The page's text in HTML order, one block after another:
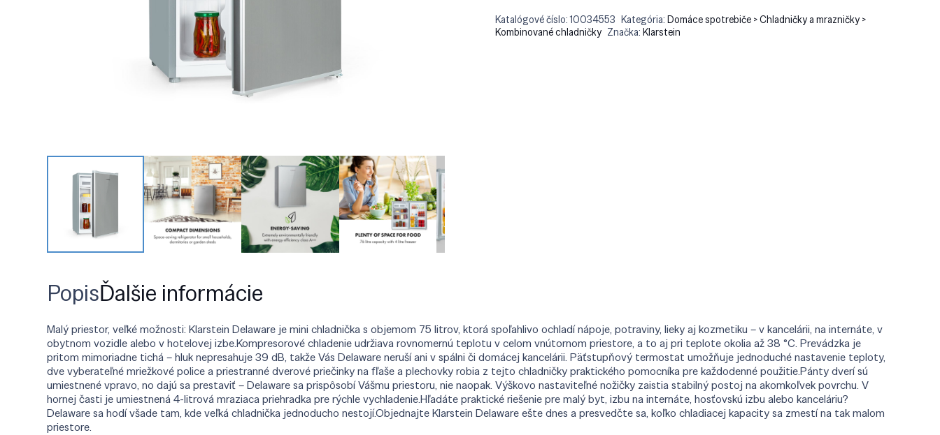
Katalógové číslo:10034553 Kategória:Domáce spotrebiče > Chladničky a mrazničky >
Kombinované chladničky Značka:Klarstein
PopisĎalšie informácie
Malý priestor, veľké možnosti: Klarstein Delaware je mini chladnička s objemom 75 litrov, ktorá spoľahlivo ochladí nápoje, potraviny, lieky aj kozmetiku – v kancelárii, na internáte, v
obytnom vozidle alebo v hotelovej izbe.Kompresorové chladenie udržiava rovnomernú teplotu v celom vnútornom priestore, a to aj pri teplote okolia až 38 °C. Prevádzka je
pritom mimoriadne tichá – hluk nepresahuje 39 dB, takže Vás Delaware neruší ani v spálni či domácej kancelárii. Päťstupňový termostat umožňuje jednoduché nastavenie teploty,
dve vyberateľné mriežkové police a priestranné dverové priečinky na fľaše a plechovky robia z tejto chladničky praktického pomocníka pre každodenné použitie.Pánty dverí sú
umiestnené vpravo, no dajú sa prestaviť – Delaware sa prispôsobí Vášmu priestoru, nie naopak. Výškovo nastaviteľné nožičky zaistia stabilný postoj na akomkoľvek povrchu. V
hornej časti je umiestnená 4-litrová mraziaca priehradka pre rýchle vychladenie.Hľadáte praktické riešenie pre malý byt, izbu na internáte, hosťovskú izbu alebo kanceláriu?
Delaware sa hodí všade tam, kde veľká chladnička jednoducho nestojí.Objednajte Klarstein Delaware ešte dnes a presvedčte sa, koľko chladiacej kapacity sa zmestí na tak malom
priestore.